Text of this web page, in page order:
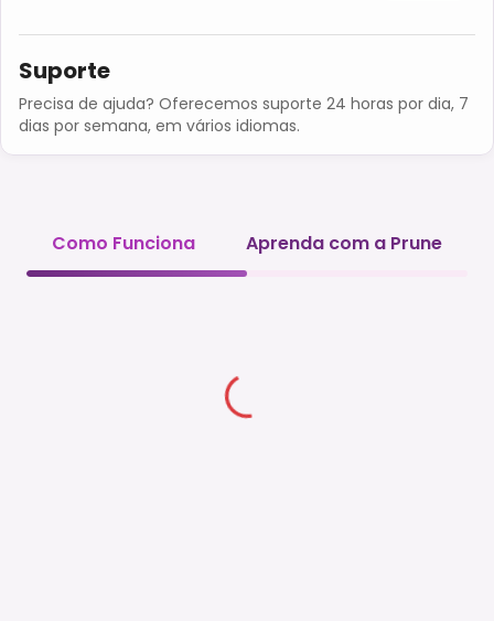
Suporte
Precisa de ajuda? Oferecemos suporte 24 horas por dia, 7
dias por semana, em vários idiomas.
Como Funciona Aprenda com a Prune